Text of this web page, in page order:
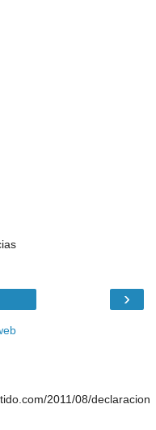
›
2011/08/declaracion